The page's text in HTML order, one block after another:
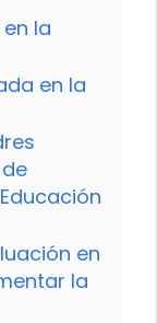
la
en la
en
la